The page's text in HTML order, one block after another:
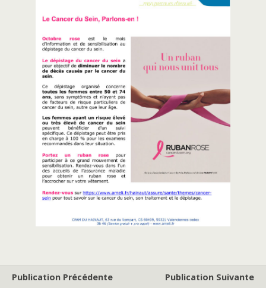
Publication Précédente
Publication Suivante